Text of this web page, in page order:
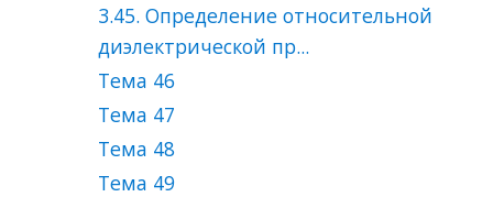
3.45. Определение относительной
диэлектрической пр...
Тема 46
Тема 47
Тема 48
Тема 49